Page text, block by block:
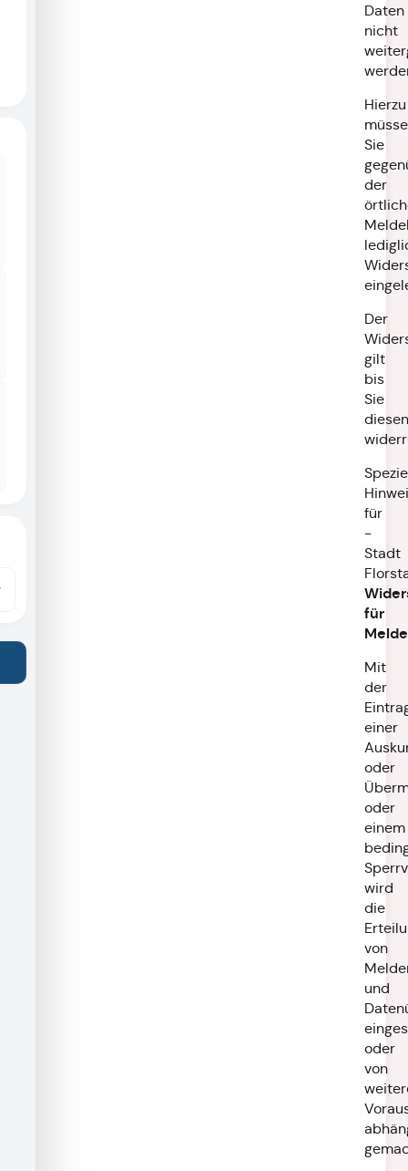
Daten
nicht
Hierzu
Sie
der
Der
gilt
bis
Sie
diesen
für
-
Stadt
für
Mit
der
einer
oder
oder
einem
wird
die
von
und
oder
von